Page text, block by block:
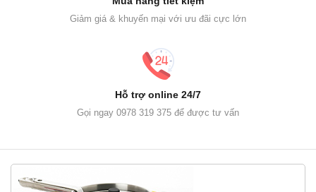
Giảm giá & khuyến mại với ưu đãi cực lớn
Hỗ trợ online 24/7
Gọi ngay 0978 319 375 để được tư vấn